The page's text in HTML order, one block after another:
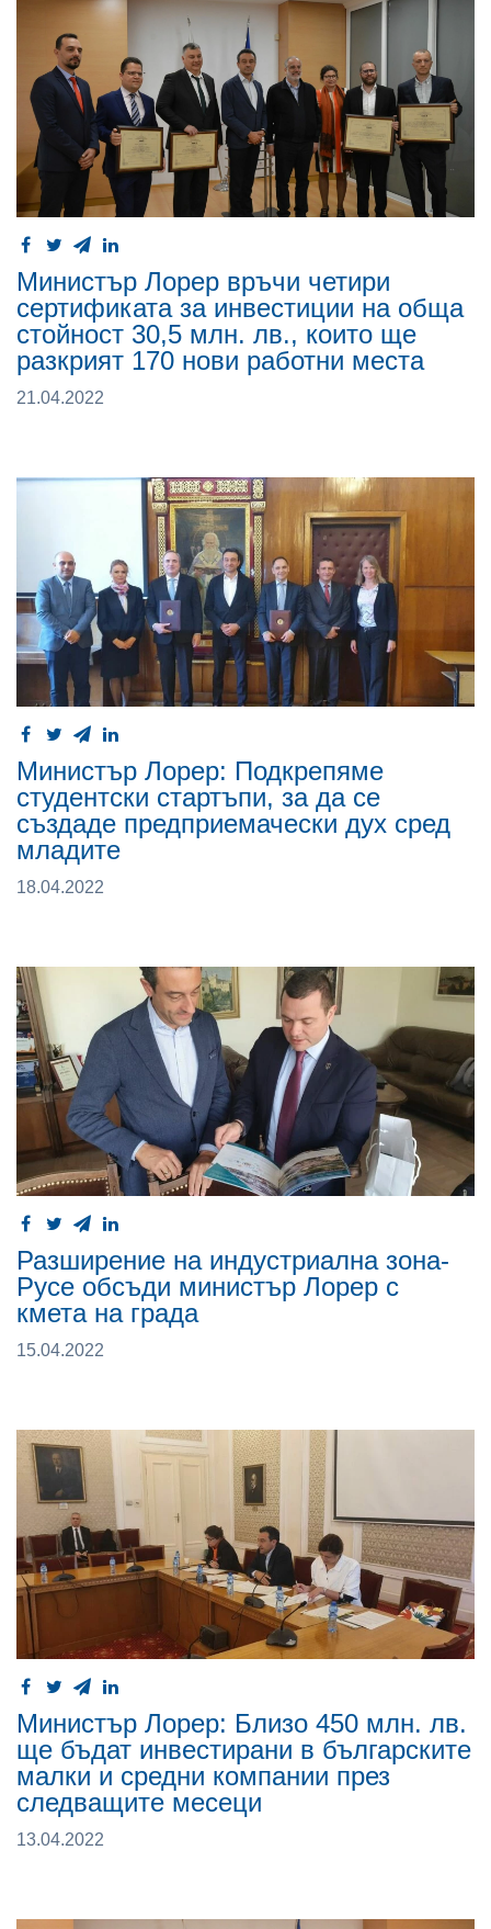
Министър Лорер връчи четири
сертификата за инвестиции на обща
стойност 30,5 млн. лв., които ще
разкрият 170 нови работни места
21.04.2022
Министър Лорер: Подкрепяме
студентски стартъпи, за да се
създаде предприемачески дух сред
младите
18.04.2022
Разширение на индустриална зона-
Русе обсъди министър Лорер с
кмета на града
15.04.2022
Министър Лорер: Близо 450 млн. лв.
ще бъдат инвестирани в българските
малки и средни компании през
следващите месеци
13.04.2022